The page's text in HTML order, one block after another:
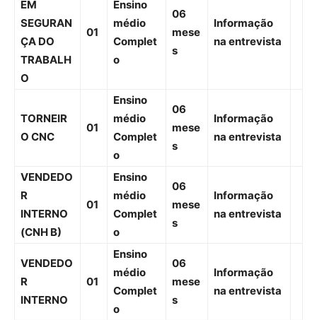
EM
SEGURAN
ÇA DO
TRABALH
O
01
Ensino
médio
Complet
o
06
mese
s
Informação
na entrevista
TORNEIR
O CNC
01
Ensino
médio
Complet
o
06
mese
s
Informação
na entrevista
VENDEDO
R
INTERNO
(CNH B)
01
Ensino
médio
Complet
o
06
mese
s
Informação
na entrevista
VENDEDO
R
INTERNO
01
Ensino
médio
Complet
o
06
mese
s
Informação
na entrevista